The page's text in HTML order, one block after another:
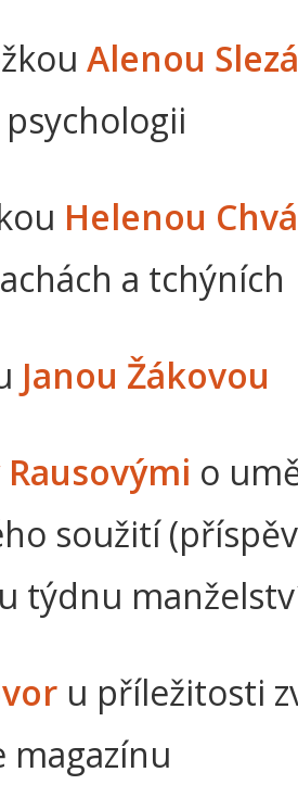
Alenou
Helenou
a tchýních
Janou Žákovou
o
soužití
týdnu
u příležitosti
magazínu